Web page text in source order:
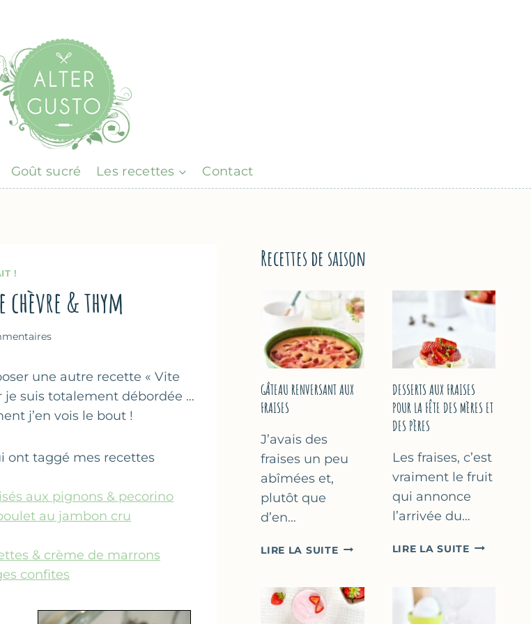
Goût sucré Les recettes Contact
!
chèvre & thym
une autre recette « Vite
je suis totalement débordée …
j’en vois le bout !
ont taggé mes recettes
aux pignons & pecorino
au jambon cru
& crème de marrons
confites
Recettes de saison
GÂTEAU RENVERSANT AUX
FRAISES
J’avais des
fraises un peu
abîmées et,
plutôt que
d’en…
LIRE LA SUITEGÂTEAU
FRAISES
DESSERTS AUX FRAISES
POUR LA FÊTE DES MÈRES ET
DES PÈRES
Les fraises, c’est
vraiment le fruit
qui annonce
l’arrivée du…
LIRE LA SUITEDESSERTS